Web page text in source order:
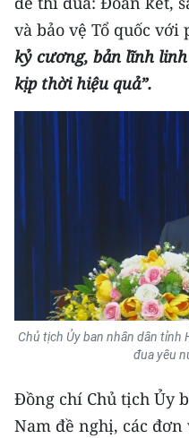
54 DÂN TỘC VIỆT NAM
CHƯƠNG TRÌNH OCOP -
MỘT SẢN PHẨM
RADIO
MEDIA CENTER
E-Magazine
Media Chính trị
Media Kinh tế
Media Xã hội
và bảo vệ Tổ quốc với
kỷ cương, bản lĩnh
kịp thời hiệu quả”.
Chủ tịch Ủy ban nhân dân
đua yêu
Đồng chí Chủ tịch Ủy
Nam đề nghị, các